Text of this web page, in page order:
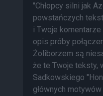
"Chłopcy silni jak
powstańczych
i Twoje
opis próby
Żoliborzem są
że te Twoje teksty,
Sadkowskiego
głównych